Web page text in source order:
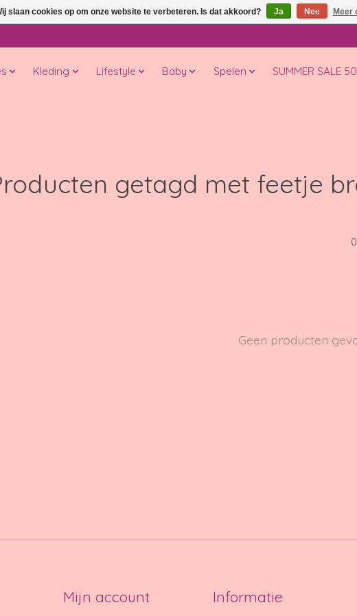
Kleding Lifestyle Baby Spelen SUMMER SALE
getagd met feetje
Geen producten
Mijn account Informatie
slaan cookies op om onze website te verbeteren. Is dat akkoord? Ja Nee Meer